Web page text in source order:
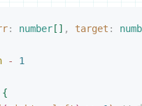
: number [ ] , target :
- 1
{